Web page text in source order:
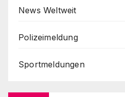
News Weltweit
Polizeimeldung
Sportmeldungen